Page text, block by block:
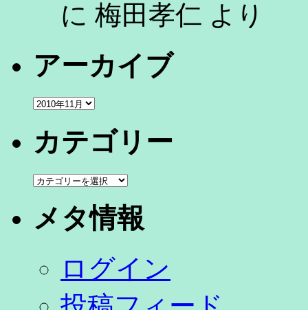
に 梅田孝仁 より
アーカイブ
ア
イ
カテゴリー
カ
リ
メタ情報
ログイン